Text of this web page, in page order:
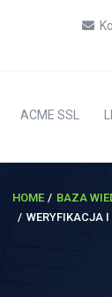
ACME SSL
HOME
BAZA
WERYFIKACJA